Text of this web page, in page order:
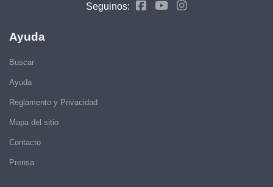
Seguinos:
Ayuda
Buscar
Ayuda
Reglamento y Privacidad
Mapa del sitio
Contacto
Prensa